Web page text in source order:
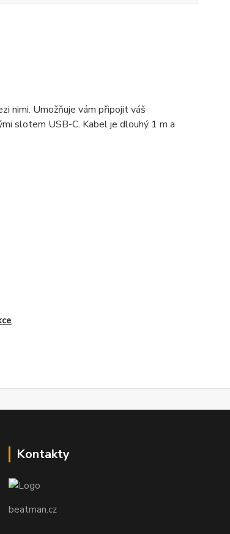
nimi. Umožňuje vám připojit váš
slotem USB-C. Kabel je dlouhý 1 m a
Kontakty
beatman.cz